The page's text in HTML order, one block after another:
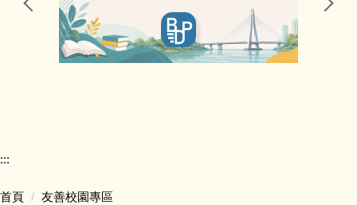
瑞亭國小臺灣母語日網站
瑞亭臺灣母語資源連結
:::
首頁 友善校園專區